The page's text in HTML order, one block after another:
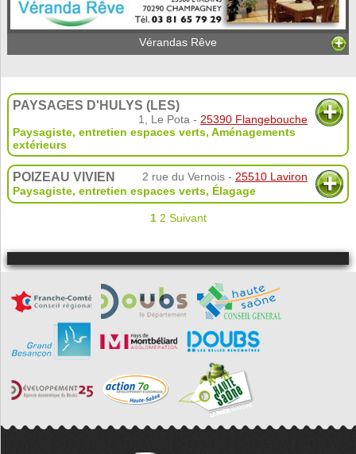
Vérandas Rêve
PAYSAGES D'HULYS (LES)
1, Le Pota -25390 Flangebouche
Paysagiste, entretien espaces verts, Aménagements
extérieurs
POIZEAU VIVIEN 2 rue du Vernois -25510 Laviron
Paysagiste, entretien espaces verts, Élagage
1 2 Suivant